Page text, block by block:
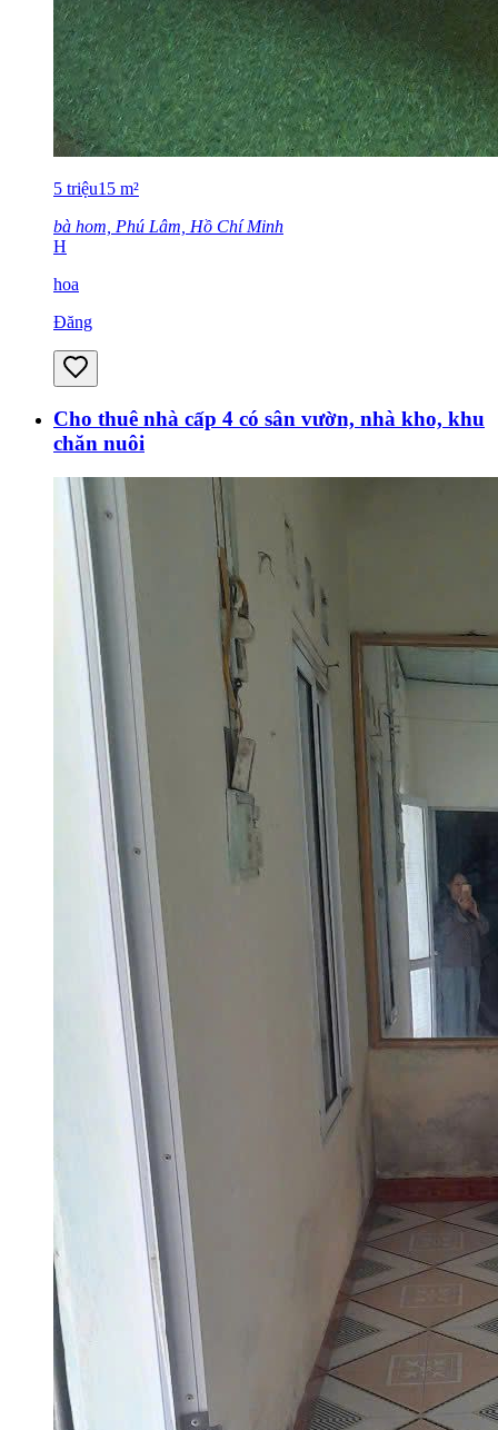
5 triệu15 m²
bà hom, Phú Lâm, Hồ Chí Minh
H
hoa
Đăng
Cho thuê nhà cấp 4 có sân vườn, nhà kho, khu
chăn nuôi